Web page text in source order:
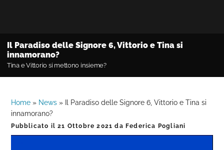
Il Paradiso delle Signore 6, Vittorio e Tina si
innamorano?
Tina e Vittorio si mettono insieme?
Home » News »
Il Paradiso delle Signore 6, Vittorio e Tina si
innamorano?
Pubblicato il21 Ottobre 2021 da Federica Pogliani